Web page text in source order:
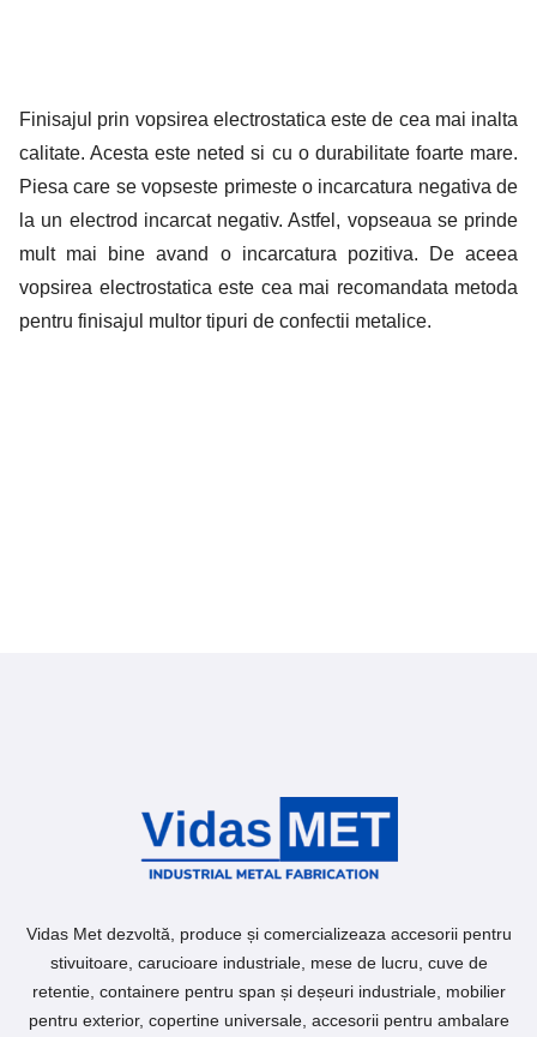
Finisajul prin vopsirea electrostatica este de cea mai inalta
calitate. Acesta este neted si cu o durabilitate foarte mare.
Piesa care se vopseste primeste o incarcatura negativa de
la un electrod incarcat negativ. Astfel, vopseaua se prinde
mult mai bine avand o incarcatura pozitiva. De aceea
vopsirea electrostatica este cea mai recomandata metoda
pentru finisajul multor tipuri de confectii metalice.
Vidas Met dezvoltă, produce și comercializeaza accesorii pentru
stivuitoare, carucioare industriale, mese de lucru, cuve de
retentie, containere pentru span și deșeuri industriale, mobilier
pentru exterior, copertine universale, accesorii pentru ambalare